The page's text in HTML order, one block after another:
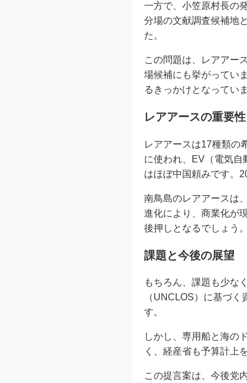
一方で、小笠原村長の
分場の文献調査候補地
た。
この問題は、レアアー
場候補にも挙がってい
るきっかけとなってい
レアアースの重要
レアアースは17種類の
に使われ、EV（電気自
はほぼ中国頼みです。
南鳥島のレアアースは
進化により、商業化が
後押しとなるでしょう。
課題と今後の展望
もちろん、課題も少な
（UNCLOS）に基づ
す。
しかし、専用船と海の
く、経産省も予算計上
この提言案は、今後党